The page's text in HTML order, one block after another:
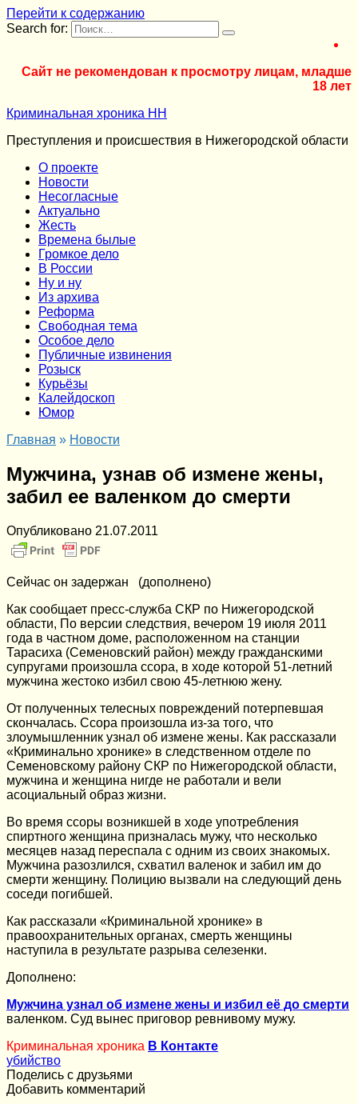
Перейти к содержанию
Search for:
Сайт не рекомендован к просмотру лицам, младше
18 лет
Криминальная хроника НН
Преступления и происшествия в Нижегородской области
О проекте
Новости
Несогласные
Актуально
Жесть
Времена былые
Громкое дело
В России
Ну и ну
Из архива
Реформа
Cвободная тема
Особое дело
Публичные извинения
Розыск
Курьёзы
Калейдоскоп
Юмор
Главная » Новости
Мужчина, узнав об измене жены,
забил ее валенком до смерти
Опубликовано 21.07.2011
Сейчас он задержан (дополнено)
Как сообщает пресс-служба СКР по Нижегородской
области, По версии следствия, вечером 19 июля 2011
года в частном доме, расположенном на станции
Тарасиха (Семеновский район) между гражданскими
супругами произошла ссора, в ходе которой 51-летний
мужчина жестоко избил свою 45-летнюю жену.
От полученных телесных повреждений потерпевшая
скончалась. Ссора произошла из-за того, что
злоумышленник узнал об измене жены. Как рассказали
«Криминально хронике» в следственном отделе по
Семеновскому району СКР по Нижегородской области,
мужчина и женщина нигде не работали и вели
асоциальный образ жизни.
Во время ссоры возникшей в ходе употребления
спиртного женщина призналась мужу, что несколько
месяцев назад переспала с одним из своих знакомых.
Мужчина разозлился, схватил валенок и забил им до
смерти женщину. Полицию вызвали на следующий день
соседи погибшей.
Как рассказали «Криминальной хронике» в
правоохранительных органах, смерть женщины
наступила в результате разрыва селезенки.
Дополнено:
Мужчина узнал об измене жены и избил её до смерти
валенком. Суд вынес приговор ревнивому мужу.
Криминальная хроника В Контакте
убийство
Поделись с друзьями
Добавить комментарий